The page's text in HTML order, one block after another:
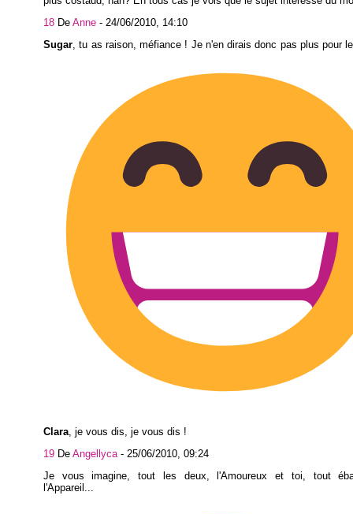
18 De Anne - 24/06/2010, 14:10
Sugar , tu as raison, méfiance ! Je n'en dirais donc pas plus pour
Clara, je vous dis, je vous dis !
19 De Angellyca- 25/06/2010, 09:24
Je vous imagine, tout les deux, l'Amoureux et toi, tout
l'Appareil...